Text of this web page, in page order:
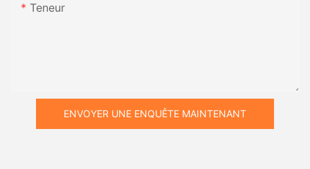
Teneur
ENVOYER UNE ENQUÊTE MAINTENANT